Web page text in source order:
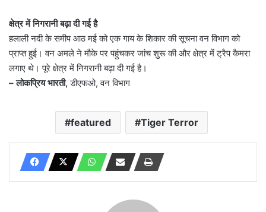
क्षेत्र में निगरानी बढ़ा दी गई है
हलाली नदी के समीप आठ मई को एक गाय के शिकार की सूचना वन विभाग को
प्राप्त हुई। वन अमले ने मौके पर पहुंचकर जांच शुरू की और क्षेत्र में ट्रैप कैमरा
लगाए थे। पूरे क्षेत्र में निगरानी बढ़ा दी गई है।
– लोकप्रिय भारती, डीएफओ, वन विभाग
featured Tiger Terror